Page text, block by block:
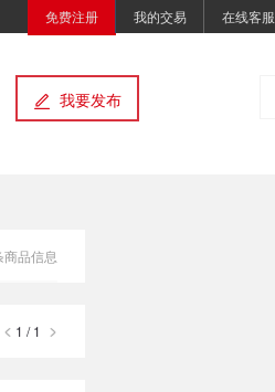
免费注册 我的交易 在线客服
我要发布
品信息
1 / 1